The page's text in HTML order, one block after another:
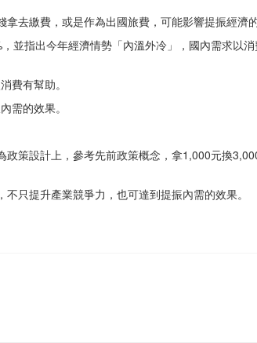
去繳費，或是作為出國旅費，可能影響提振經濟的
並指出今年經濟情勢「內溫外冷」，國內需求以
費有幫助。
需的效果。
策設計上，參考先前政策概念，拿1,000元換
只提升產業競爭力，也可達到提振內需的效果。